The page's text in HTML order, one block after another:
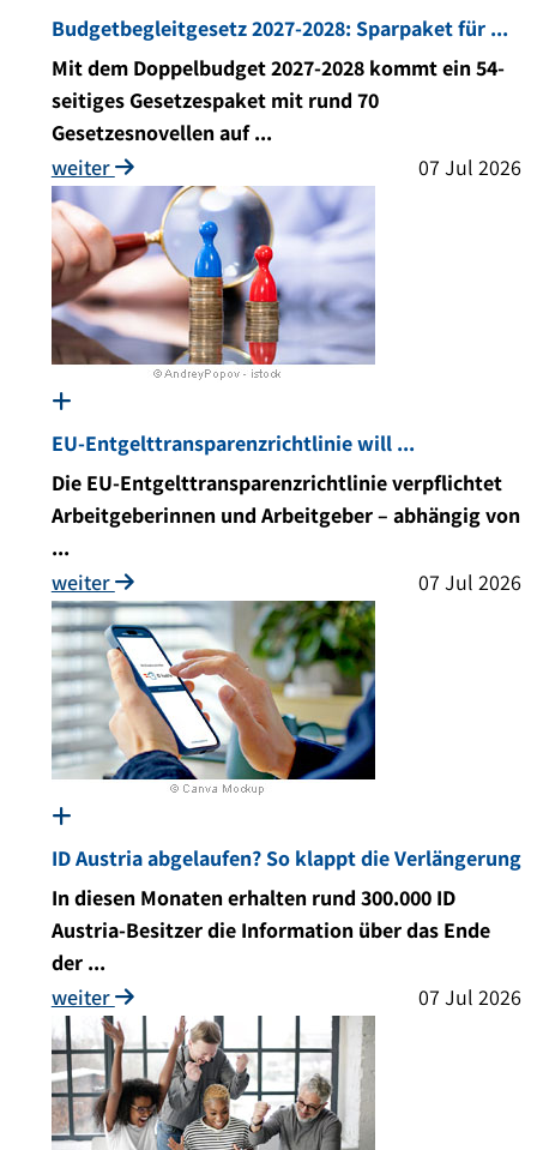
Budgetbegleitgesetz 2027-2028: Sparpaket für ...
Mit dem Doppelbudget 2027-2028 kommt ein 54-
seitiges Gesetzespaket mit rund 70
Gesetzesnovellen auf ...
weiter
07 Jul 2026
EU-Entgelttransparenzrichtlinie will ...
Die EU-Entgelttransparenzrichtlinie verpflichtet
Arbeitgeberinnen und Arbeitgeber – abhängig von
...
weiter
07 Jul 2026
ID Austria abgelaufen? So klappt die Verlängerung
In diesen Monaten erhalten rund 300.000 ID
Austria-Besitzer die Information über das Ende
der ...
weiter
07 Jul 2026